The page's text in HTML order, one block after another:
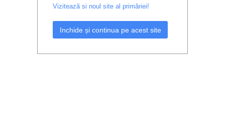
Vizitează si noul site al primăriei!
Inchide și continua pe acest site